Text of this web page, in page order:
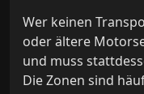
Wer keinen
oder ältere
und muss
Die Zonen sind